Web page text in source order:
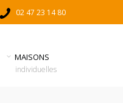
02 47 23 14 80
MAISONS
individuelles